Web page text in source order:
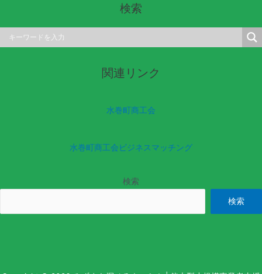
検索
関連リンク
水巻町商工会
水巻町商工会ビジネスマッチング
検索
検索